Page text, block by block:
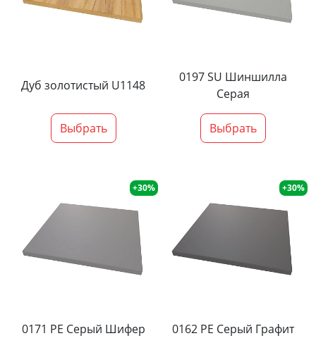
Дуб золотистый U1148
Выбрать
0197 SU Шиншилла
Серая
Выбрать
+30%
0171 PE Серый Шифер
+30%
0162 PE Серый Графит